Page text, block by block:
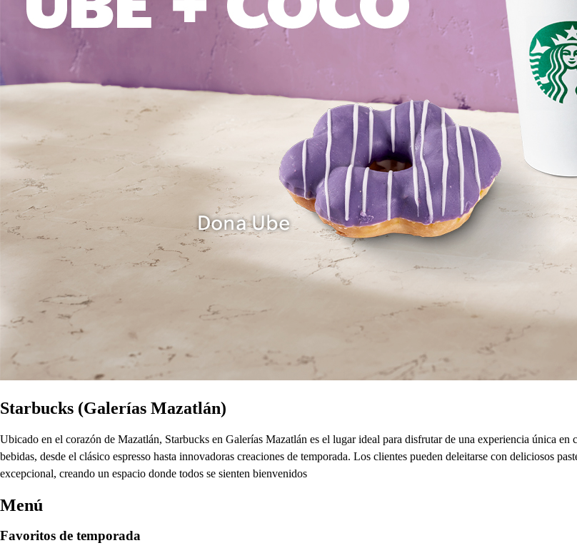
Starbucks (Galerías Mazatlán)
Ubicado en el corazón de Mazatlán, Starbucks en Galerías Mazatlán es el lugar ideal para disfrutar de una experiencia única
bebidas, desde el clásico espresso hasta innovadoras creaciones de temporada. Los clientes pueden deleitarse con deliciosos
excepcional, creando un espacio donde todos se sienten bienvenidos
Menú
Favoritos de temporada